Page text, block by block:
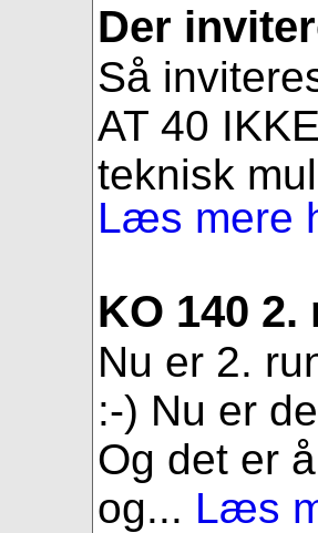
Der
Så
AT 40
teknisk
Læs mere
KO 140 2.
Nu er 2.
:-) Nu er
Og det er
og... Læs